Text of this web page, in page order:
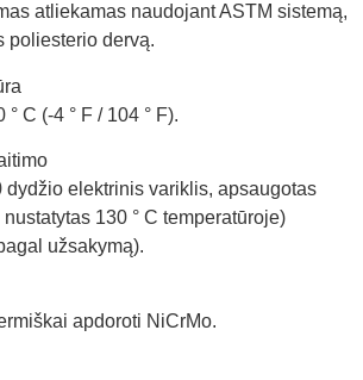
atliekamas naudojant ASTM sistemą,
poliesterio dervą.
C (-4 ° F / 104 ° F).
dydžio elektrinis variklis, apsaugotas
130 ° C temperatūroje)
užsakymą).
apdoroti NiCrMo.